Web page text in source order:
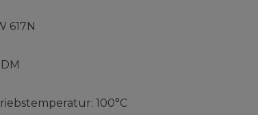
617N
100°C